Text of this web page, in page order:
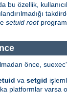
bu özellik,
setuid root
önce,
va setgid
platformlar varsa